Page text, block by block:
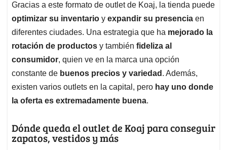
Gracias a este formato de outlet de Koaj, la tienda puede
optimizar su inventario y expandir su presencia en
diferentes ciudades. Una estrategia que ha mejorado la
rotación de productos y también fideliza al
consumidor, quien ve en la marca una opción
constante de buenos precios y variedad . Además,
existen varios outlets en la capital, pero hay uno donde
la oferta es extremadamente buena.
Dónde queda el outlet de Koaj para conseguir
zapatos, vestidos y más